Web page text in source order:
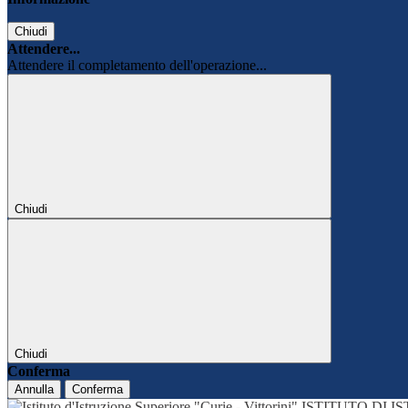
Chiudi
Attendere...
Attendere il completamento dell'operazione...
Chiudi
Chiudi
Conferma
Annulla Conferma